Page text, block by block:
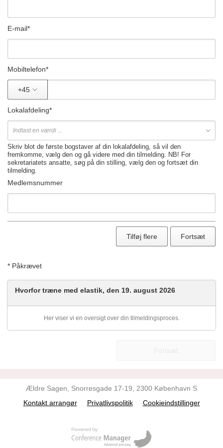
E-mail*
Mobiltelefon*
+45
Lokalafdeling*
Skriv blot de første bogstaver af din lokalafdeling, så vil den
fremkomme, vælg den og gå videre med din tilmelding. NB! For
sekretariatets ansatte, søg på din stilling, vælg den og fortsæt din
tilmelding.
Medlemsnummer
Tilføj flere Fortsæt
* Påkrævet
Hvorfor træne med elastik, den 19. august 2026
Her viser vi en oversigt over din tilmeldingsproces.
Ældre Sagen, Snorresgade 17-19, 2300 København S
Kontakt arrangør
Privatlivspolitik Cookieindstillinger